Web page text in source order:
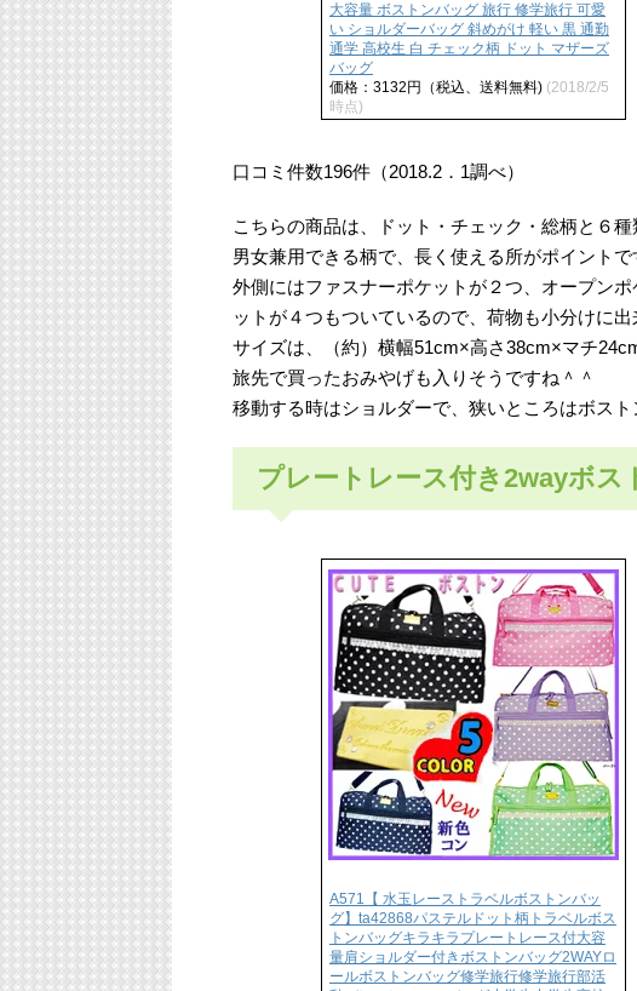
大容量 ボストンバッグ 旅行 修学旅行 可愛
い ショルダーバッグ 斜めがけ 軽い 黒 通勤
通学 高校生 白 チェック柄 ドット マザーズ
バッグ
価格：3132円（税込、送料無料) (2018/2/5
時点)
口コミ件数196件（2018.2．1調べ）
こちらの商品は、ドット・チェック・総柄と６種
男女兼用できる柄で、長く使える所がポイントで
外側にはファスナーポケットが２つ、オープン
ットが４つもついているので、荷物も小分けに出
サイズは、（約）横幅51cm×高さ38cm×マチ
旅先で買ったおみやげも入りそうですね＾＾
移動する時はショルダーで、狭いところはボスト
プレートレース付き2wayボス
A571【 水玉レーストラベルボストンバッ
グ】ta42868パステルドット柄トラベルボス
トンバッグキラキラプレートレース付大容
量肩ショルダー付きボストンバッグ2WAYロ
ールボストンバッグ修学旅行修学旅行部活